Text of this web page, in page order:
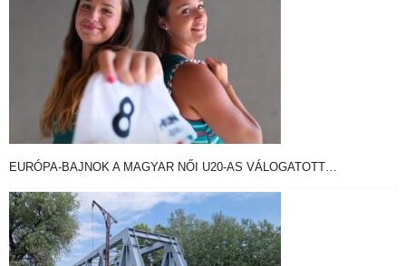
EURÓPA-BAJNOK A MAGYAR NŐI U20-AS VÁLOGATOTT…